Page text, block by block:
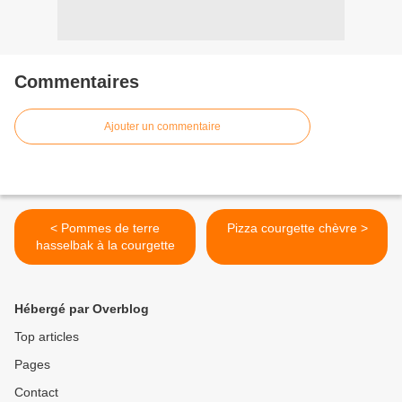
Commentaires
Ajouter un commentaire
< Pommes de terre
hasselbak à la courgette
Pizza courgette chèvre >
Hébergé par Overblog
Top articles
Pages
Contact